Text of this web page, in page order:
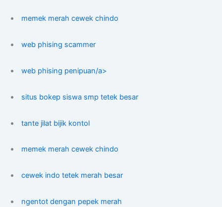
memek merah cewek chindo
web phising scammer
web phising penipuan/a>
situs bokep siswa smp tetek besar
tante jilat bijik kontol
memek merah cewek chindo
cewek indo tetek merah besar
ngentot dengan pepek merah